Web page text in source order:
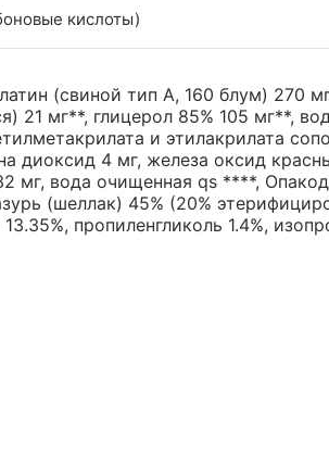
кислоты)
(свиной тип А, 160 блум) 270
21 мг**, глицерол 85% 105 мг**,
и этилакрилата
диоксид 4 мг, железа оксид
мг, вода очищенная qs ****,
(шеллак) 45% (20%
пропиленгликоль 1.4%,